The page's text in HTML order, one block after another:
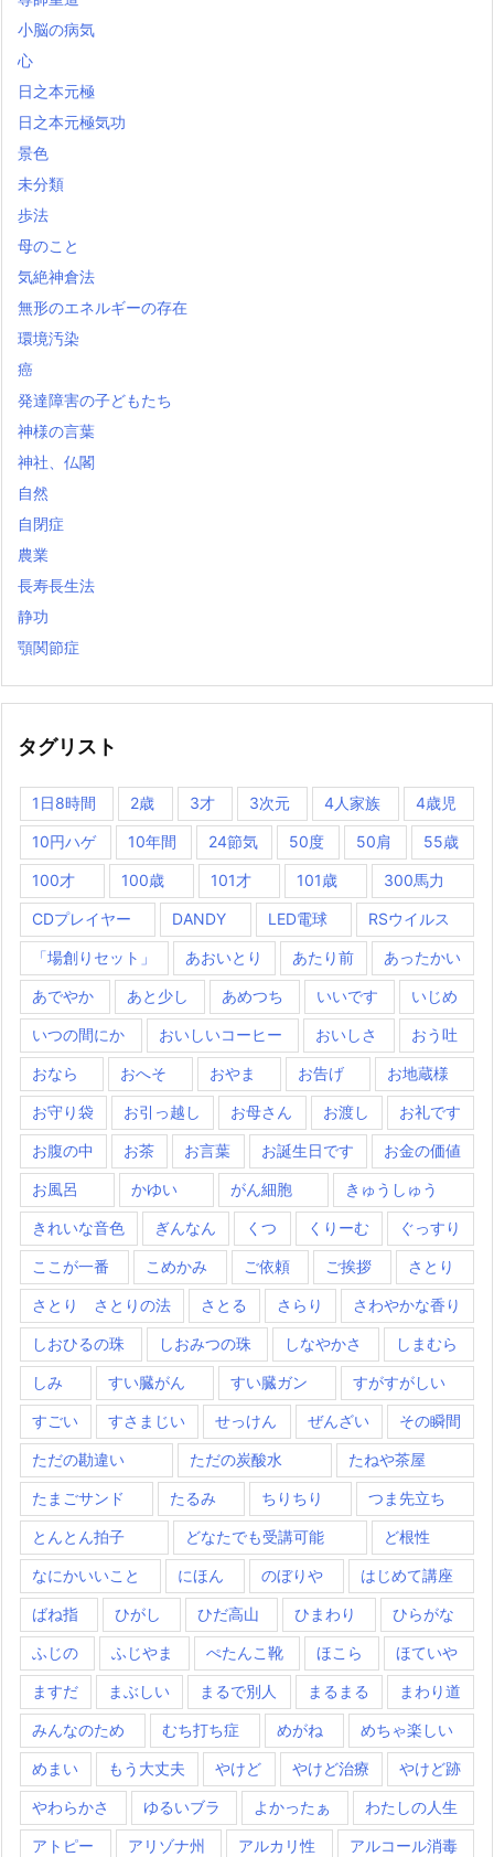
小脳の病気
心
日之本元極
日之本元極気功
景色
未分類
歩法
母のこと
気絶神倉法
無形のエネルギーの存在
環境汚染
癌
発達障害の子どもたち
神様の言葉
神社、仏閣
自然
自閉症
農業
長寿長生法
静功
顎関節症
タグリスト
1日8時間 2歳 3才 3次元 4人家族 4歳児
10円ハゲ 10年間 24節気 50度 50肩 55歳
100才 100歳 101才 101歳 300馬力
CDプレイヤー DANDY LED電球 RSウイルス
「場創りセット」 あおいとり あたり前 あったかい
あでやか あと少し あめつち いいです いじめ
いつの間にか おいしいコーヒー おいしさ おう吐
おなら おへそ おやま お告げ お地蔵様
お守り袋 お引っ越し お母さん お渡し お礼です
お腹の中 お茶 お言葉 お誕生日です お金の価値
お風呂 かゆい がん細胞 きゅうしゅう
きれいな音色 ぎんなん くつ くりーむ ぐっすり
ここが一番 こめかみ ご依頼 ご挨拶 さとり
さとり さとりの法 さとる さらり さわやかな香り
しおひるの珠 しおみつの珠 しなやかさ しまむら
しみ すい臓がん すい臓ガン すがすがしい
すごい すさまじい せっけん ぜんざい その瞬間
ただの勘違い ただの炭酸水 たねや茶屋
たまごサンド たるみ ちりちり つま先立ち
とんとん拍子 どなたでも受講可能 ど根性
なにかいいこと にほん のぼりや はじめて講座
ばね指 ひがし ひだ高山 ひまわり ひらがな
ふじの ふじやま ぺたんこ靴 ほこら ほていや
ますだ まぶしい まるで別人 まるまる まわり道
みんなのため むち打ち症 めがね めちゃ楽しい
めまい もう大丈夫 やけど やけど治療 やけど跡
やわらかさ ゆるいブラ よかったぁ わたしの人生
アトピー アリゾナ州 アルカリ性 アルコール消毒